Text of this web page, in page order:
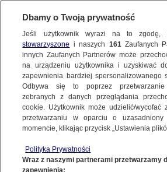
KONTAKT24
Wyślij Materiał
WYŚLIJ MATERIAŁ
NAJNOWSZE
GORĄCE TEMATY
Dzień dobry!
Jedno konto do
Dbamy o Twoją prywatność
Jeśli użytkownik wyrazi na to zgodę,
stowarzyszone i naszych 161Zaufanych
innych Zaufanych Partnerów może
na urządzeniu użytkownika i uzyskiwać
zapewnienia bardziej spersonalizowanego
Odbywa się to poprzez
zebranych z danych przeglądania
cookie. Użytkownik może udzielić/wycofać
przetwarzaniu w oparciu o
momencie, klikając przycisk „Ustawienia
Polityka Prywatności
Wraz z naszymi partnerami przetwarzamy
zapewnienia: